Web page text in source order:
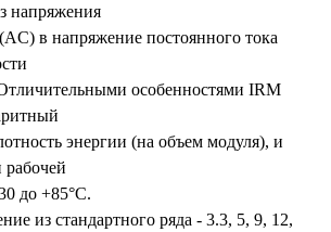
напряжения
в напряжение постоянного тока
особенностями IRM
энергии (на объем модуля), и
до +85°С.
из стандартного ряда - 3.3, 5, 9, 12,